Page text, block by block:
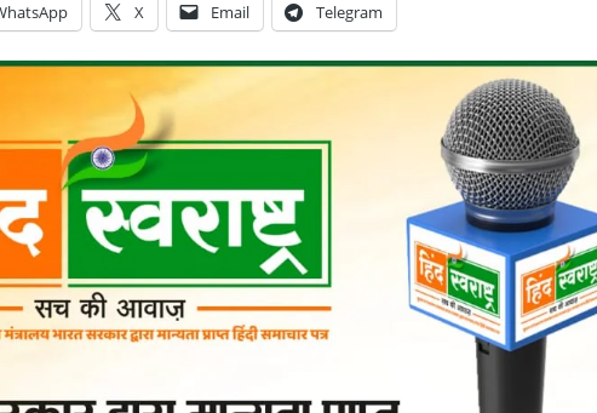
X Email Telegram